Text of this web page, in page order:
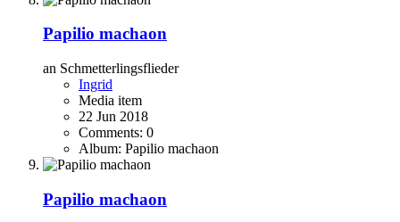
Papilio machaon
an Schmetterlingsflieder
Ingrid
Media item
22 Jun 2018
Comments: 0
Album: Papilio machaon
Papilio machaon